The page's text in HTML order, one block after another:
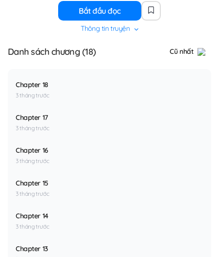
Bắt đầu đọc
Thông tin truyện
Danh sách chương (18) Cũ nhất
Chapter 18
3 tháng trước
Chapter 17
3 tháng trước
Chapter 16
3 tháng trước
Chapter 15
3 tháng trước
Chapter 14
3 tháng trước
Chapter 13